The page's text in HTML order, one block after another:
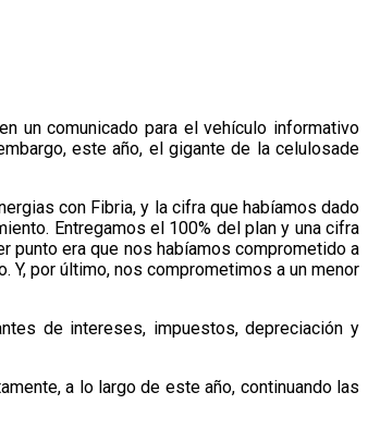
un comunicado para el vehículo informativo
este año, el gigante de la celulosade
con Fibria, y la cifra que habíamos dado
Entregamos el 100% del plan y una cifra
punto era que nos habíamos comprometido a
por último, nos comprometimos a un menor
de intereses, impuestos, depreciación y
a lo largo de este año, continuando las